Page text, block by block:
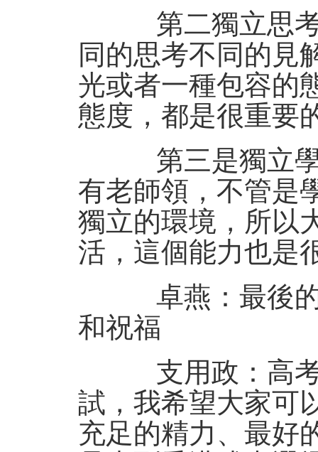
第二獨立思考
同的思考不同的見
光或者一種包容的
態度，都是很重要
第三是獨立學
有老師領，不管是
獨立的環境，所以
活，這個能力也是
卓燕：最後的
和祝福
支用政：高考
試，我希望大家可
充足的精力、最好